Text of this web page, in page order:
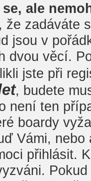
ale
že zadáváte
jsou v
dvou věcí.
jste při
, budete
není ten
boardy
Vámi, nebo
přihlásit.